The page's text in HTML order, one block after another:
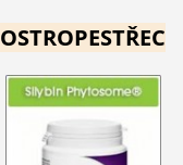
OSTROPESTŘEC